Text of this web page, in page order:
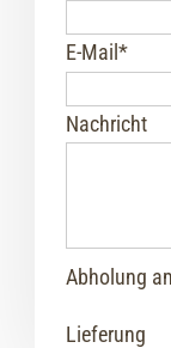
E-Mail*
Nachricht
Abholung
Lieferung